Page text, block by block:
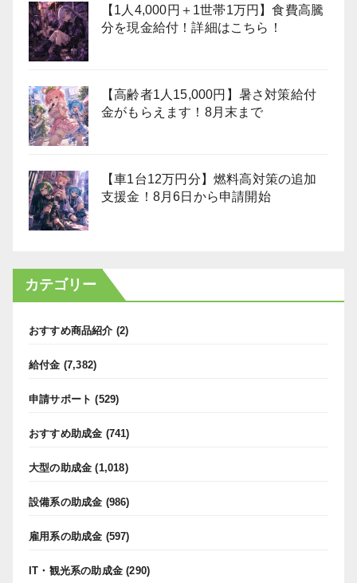
【1人4,000円＋1世帯1万円】食費高騰
分を現金給付！詳細はこちら！
【高齢者1人15,000円】暑さ対策給付
金がもらえます！8月末まで
【車1台12万円分】燃料高対策の追加
支援金！8月6日から申請開始
カテゴリー
おすすめ商品紹介 (2)
給付金 (7,382)
申請サポート (529)
おすすめ助成金 (741)
大型の助成金 (1,018)
設備系の助成金 (986)
雇用系の助成金 (597)
IT・観光系の助成金 (290)